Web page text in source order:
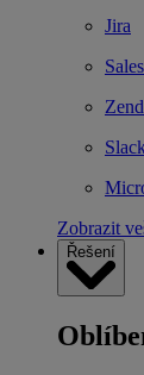
Jira
Zobrazit
Řešení